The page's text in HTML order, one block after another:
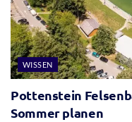
WISSEN
Pottenstein
Sommer planen